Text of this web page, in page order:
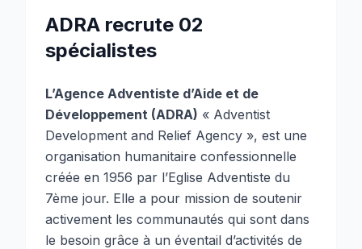
ADRA recrute 02
spécialistes
L’Agence Adventiste d’Aide et de
Développement (ADRA) « Adventist
Development and Relief Agency », est une
organisation humanitaire confessionnelle
créée en 1956 par l’Eglise Adventiste du
7ème jour. Elle a pour mission de soutenir
activement les communautés qui sont dans
le besoin grâce à un éventail d’activités de